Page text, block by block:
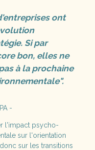
ont
Si par
bon, elles ne
à la prochaine
-
l'impact psycho-
sur l'orientation
sur les transitions